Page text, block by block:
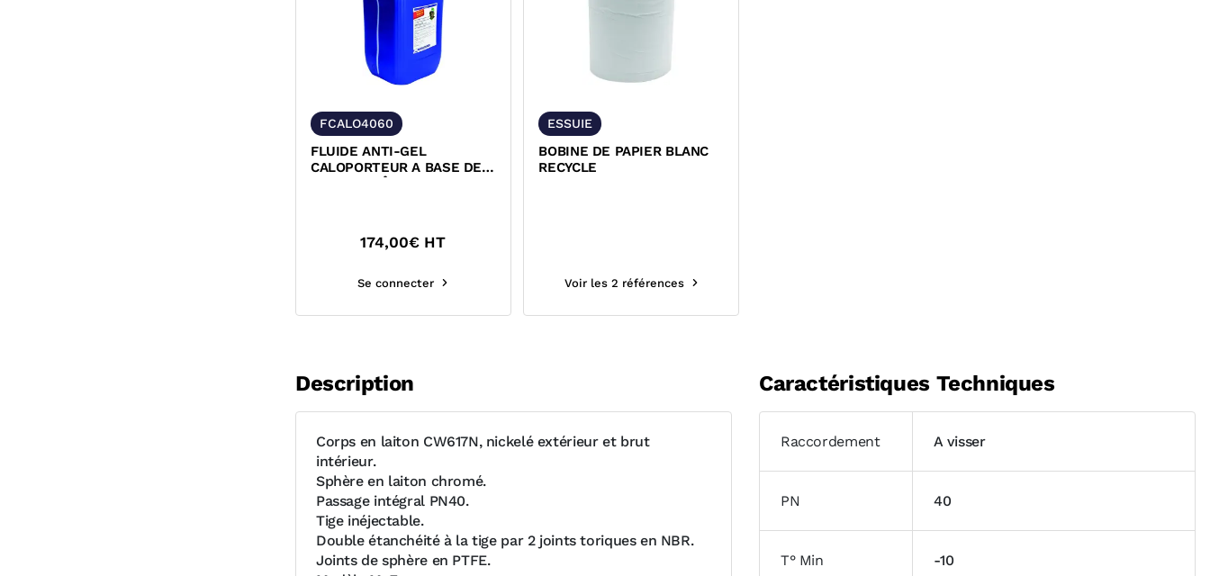
FCALO4060
FLUIDE ANTI-GEL
CALOPORTEUR A BASE DE
174,00€ HT
Se connecter
ESSUIE
BOBINE DE PAPIER BLANC
RECYCLE
Voir les 2 références
Description
Corps en laiton CW617N, nickelé extérieur et brut
intérieur.
Sphère en laiton chromé.
Passage intégral PN40.
Tige inéjectable.
Double étanchéité à la tige par 2 joints toriques en NBR.
Joints de sphère en PTFE.
Caractéristiques Techniques
Raccordement A visser
PN 40
T° Min -10